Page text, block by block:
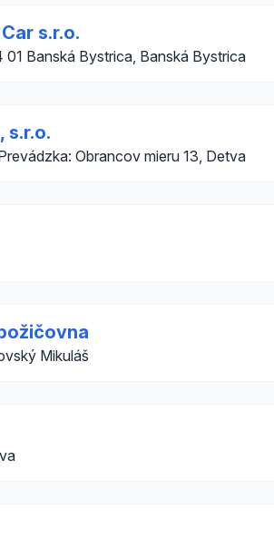
s.r.o.
Banská Bystrica, Banská Bystrica
s.r.o.
Obrancov mieru 13, Detva
Mikuláš